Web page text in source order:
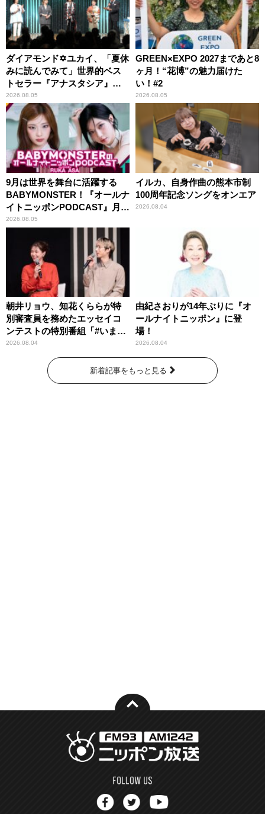
ダイアモンド✡ユカイ、「夏休
みに読んでみて」世界的ベス
トセラー『アナスタシア』を
紹介
2026.08.05
GREEN×EXPO 2027まであと8
ヶ月！“花博”の魅力届けた
い！#2
2026.08.05
9月は世界を舞台に活躍する
BABYMONSTER！『オールナ
イトニッポンPODCAST』月替
わりパーソナリティ
2026.08.05
イルカ、自身作曲の熊本市制
100周年記念ソングをオンエア
2026.08.04
朝井リョウ、知花くららが特
別審査員を務めたエッセイコ
ンテストの特別番組「#いまあ
なたに伝えたいこと」
2026.08.04
由紀さおりが14年ぶりに『オ
ールナイトニッポン』に登
場！
2026.08.04
新着記事をもっと見る